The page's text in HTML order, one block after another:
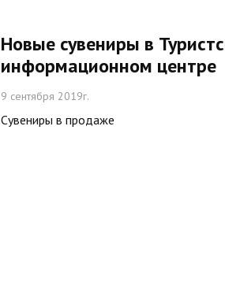
Новые сувениры в
информационном центре
9 сентября 2019г.
Сувениры в продаже